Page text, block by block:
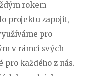
rokem
projektu zapojit,
pro
v rámci svých
pro každého z nás.